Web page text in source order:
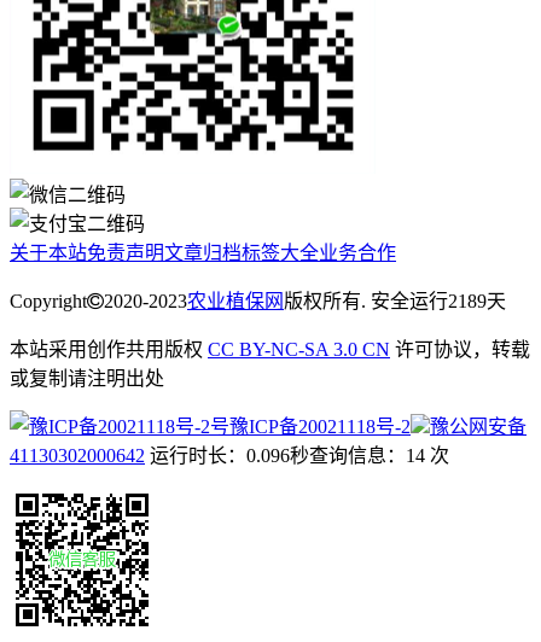
关于本站免责声明文章归档标签大全业务合作
Copyright 2020-2023农业植保网 版权所有. 安全运行2189天
本站采用创作共用版权 CC BY-NC-SA 3.0 CN 许可协议，转载
或复制请注明出处
豫ICP备20021118号-2
豫公网安备
41130302000642 运行时长：0.096秒查询信息：14 次